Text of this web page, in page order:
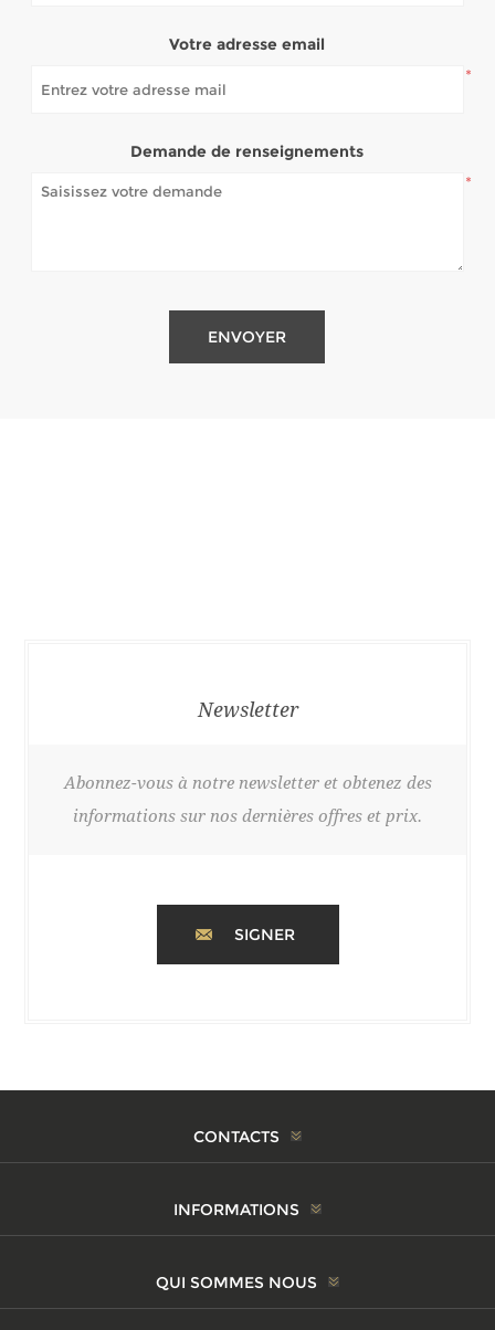
Votre adresse email
*
Demande de renseignements
*
Newsletter
Abonnez-vous à notre newsletter et obtenez des
informations sur nos dernières offres et prix.
SIGNER
CONTACTS
INFORMATIONS
QUI SOMMES NOUS